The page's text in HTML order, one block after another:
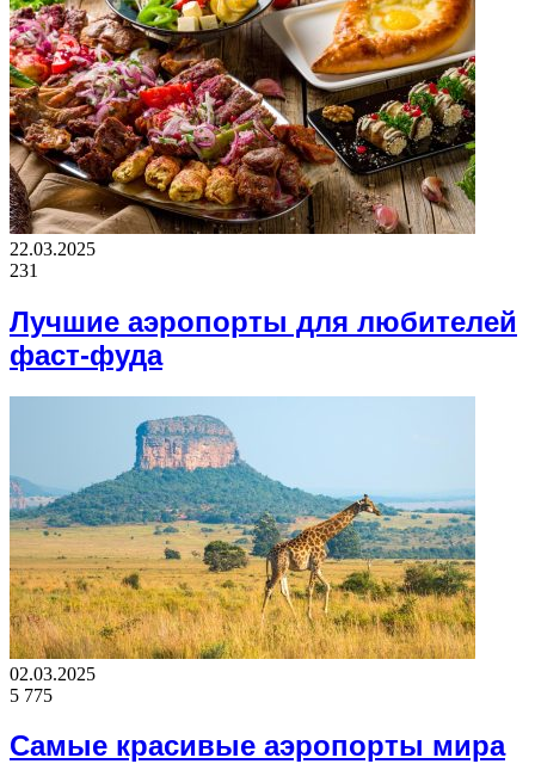
22.03.2025
231
Лучшие аэропорты для любителей
фаст-фуда
02.03.2025
5 775
Самые красивые аэропорты мира